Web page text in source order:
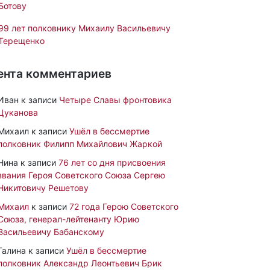
лет полковнику Михаилу Васильевичу
комментариев
к записи Четыре Славы фронтовика
к записи Ушёл в бессмертие
Филипп Михайлович Жаркой
к записи 76 лет со дня присвоения
Героя Советского Союза Сергею
Решетову
к записи 72 года Герою Советского
генерал-лейтенанту Юрию
Бабанскому
к записи Ушёл в бессмертие
Александр Леонтьевич Брик